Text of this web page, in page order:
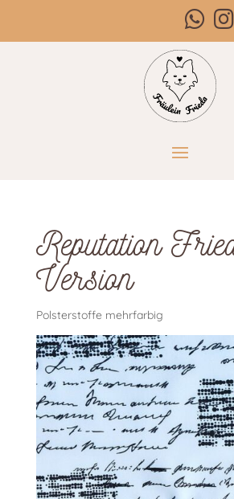


Reputation
Version
Polsterstoffe mehrfarbig